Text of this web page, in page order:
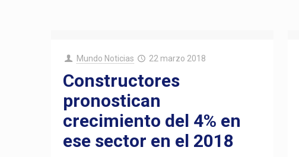
Mundo Noticias 22 marzo 2018
Constructores
pronostican
crecimiento del 4% en
ese sector en el 2018